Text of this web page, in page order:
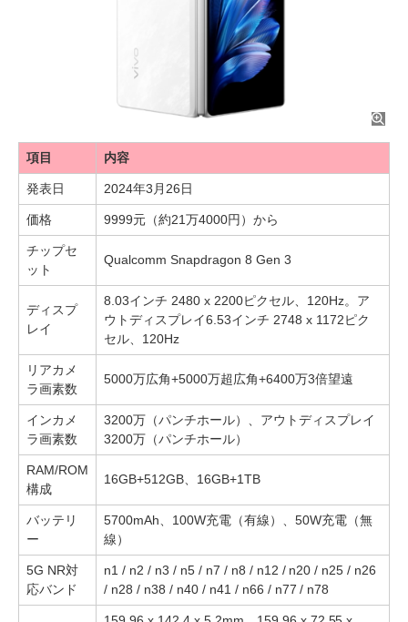
項目 内容
発表日 2024年3月26日
価格 9999元（約21万4000円）から
チップセ
ット
Qualcomm Snapdragon 8 Gen 3
ディスプ
レイ
8.03インチ 2480 x 2200ピクセル、120Hz。ア
ウトディスプレイ6.53インチ 2748 x 1172ピク
セル、120Hz
リアカメ
ラ画素数
5000万広角+5000万超広角+6400万3倍望遠
インカメ
ラ画素数
3200万（パンチホール）、アウトディスプレイ
3200万（パンチホール）
RAM/ROM
構成
16GB+512GB、16GB+1TB
バッテリ
ー
5700mAh、100W充電（有線）、50W充電（無
線）
5G NR対
応バンド
n1 / n2 / n3 / n5 / n7 / n8 / n12 / n20 / n25 / n26
/ n28 / n38 / n40 / n41 / n66 / n77 / n78